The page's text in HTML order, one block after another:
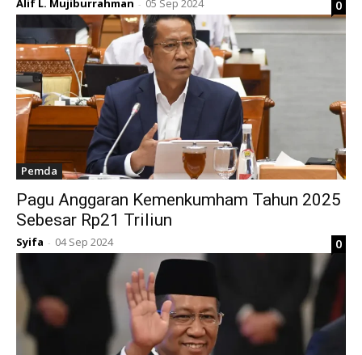
Alif L. Mujiburrahman - 05 Sep 2024 0
Pemda
Pagu Anggaran Kemenkumham Tahun 2025
Sebesar Rp21 Triliun
Syifa - 04 Sep 2024 0